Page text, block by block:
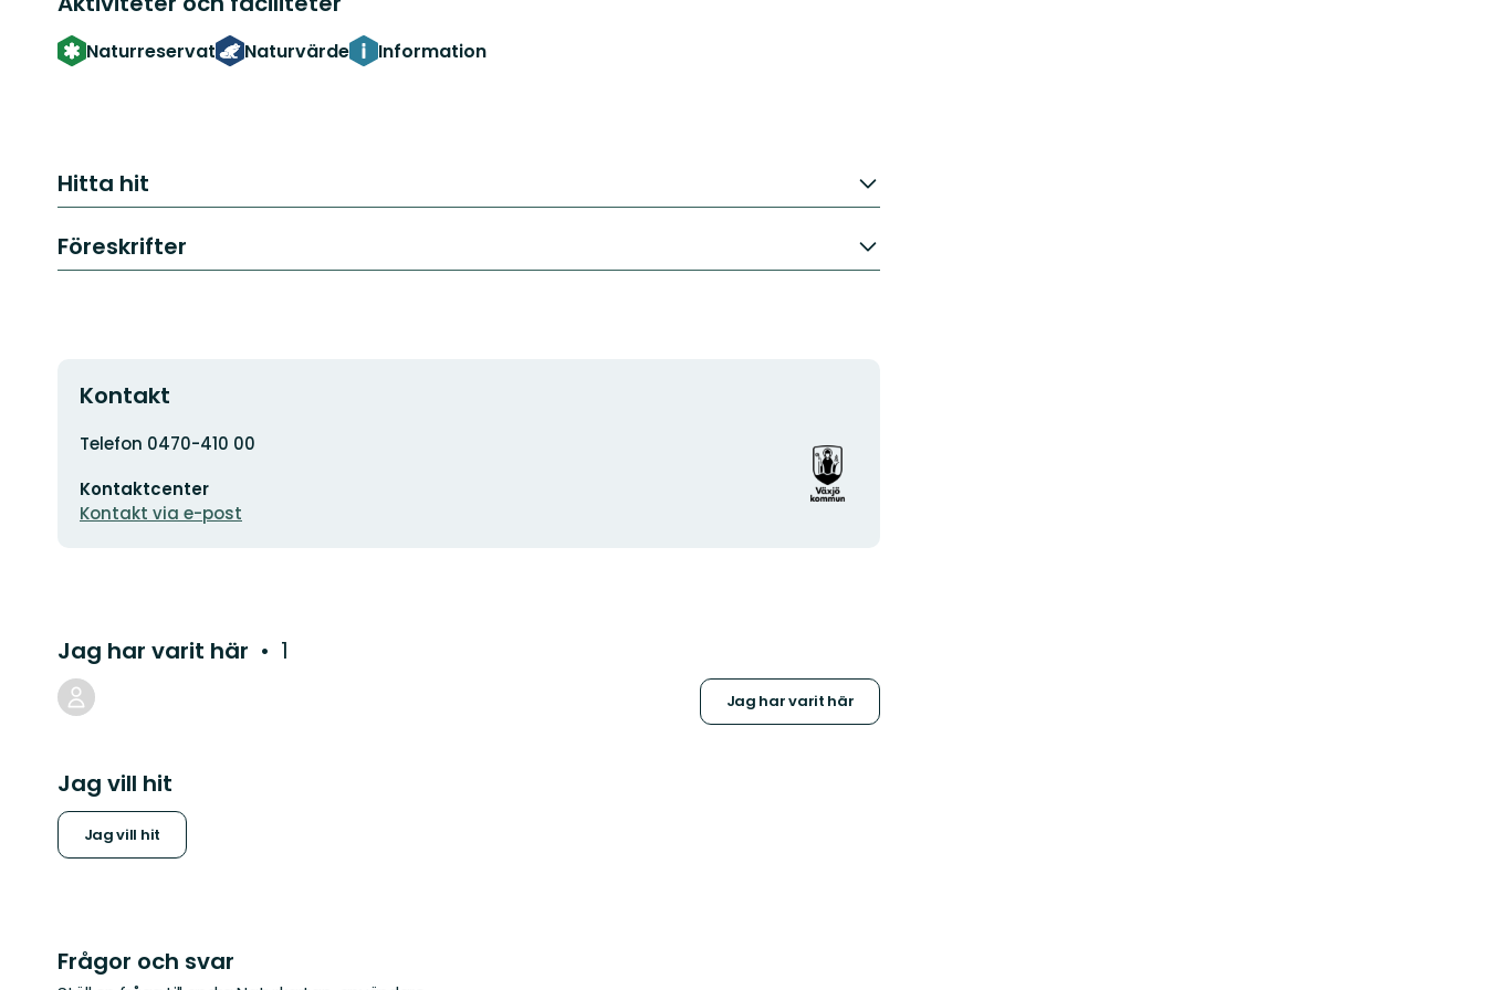
Naturreservat Naturvärde Information
Hitta hit
Föreskrifter
Kontakt
Adress
Telefon 0470-410 00
postadress
Kontaktcenter
Kontakt via e-post
Organisationens
logotyp
Jag har varit här 1
Jag har varit här
Jag vill hit
Jag vill hit
Frågor och svar